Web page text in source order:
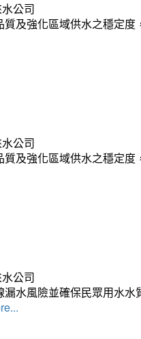
公司
及強化區域供水之穩定
公司
及強化區域供水之穩定
公司
水風險並確保民眾用水